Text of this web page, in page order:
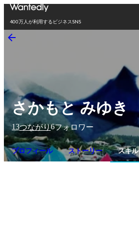
400万人が利用するビジネスSNS
さかもと みゆき
13つながり6フォロワー
プロフィール ストーリー スキル